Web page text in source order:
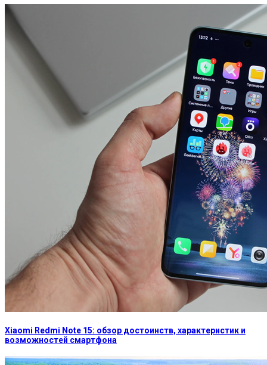
Xiaomi Redmi Note 15: обзор достоинств, характеристик и
возможностей смартфона